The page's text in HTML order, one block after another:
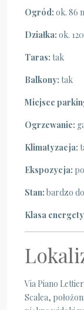
Ogród: ok. 86
Działka: ok.
Taras: tak
Balkony: tak
Miejsce
Ogrzewanie:
Klimatyzacja:
Ekspozycja:
Stan: bardzo
Klasa
Via Piano
Scalea,